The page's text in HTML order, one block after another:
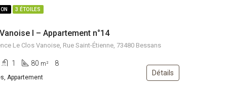
3 ÉTOILES
I – Appartement n°14
Le Clos Vanoise, Rue Saint-Étienne, 73480 Bessans
1 80 m² 8
Appartement
Détails